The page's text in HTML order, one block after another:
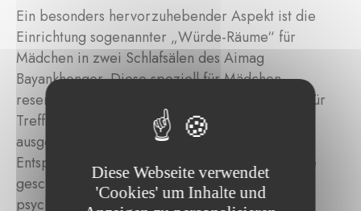
Ein besonders hervorzuhebender Aspekt ist die
Einrichtung sogenannter „Würde-Räume“ für
Mädchen in zwei Schlafsälen des Aimag
Bayankhongor. Diese speziell für Mädchen
reservierten Räume bieten einen sicheren Ort für
Treffen, in denen Informationen zur Hygiene
ausgetauscht werden können, oder einfach zum
Entspannen, Lernen und freien Gespräch. Diese
geschützten Räume unterstützen sowohl die
psychische als auch die menstruelle Gesundheit
Diese Webseite verwendet
'Cookies' um Inhalte und